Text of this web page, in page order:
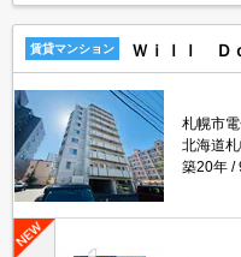
賃貸マンション Ｗｉｌｌ Ｄ
札幌市
北海道
築20年